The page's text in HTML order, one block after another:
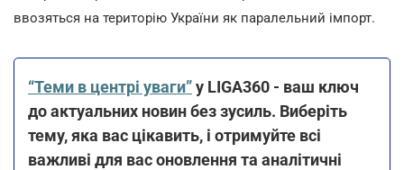
ввозяться на територію України як паралельний імпорт.
“Теми в центрі уваги”у LIGA360 - ваш ключ
до актуальних новин без зусиль. Виберіть
тему, яка вас цікавить, і отримуйте всі
важливі для вас оновлення та аналітичні